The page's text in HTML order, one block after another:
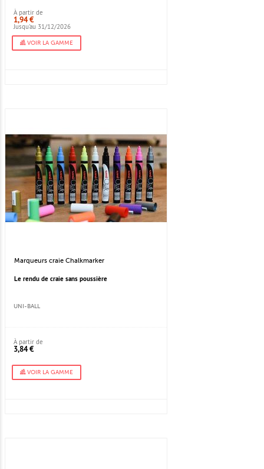
À partir de
1,94 €
Jusqu'au 31/12/2026
VOIR LA GAMME
Marqueurs craie Chalkmarker
Le rendu de craie sans poussière
UNI-BALL
À partir de
3,84 €
VOIR LA GAMME